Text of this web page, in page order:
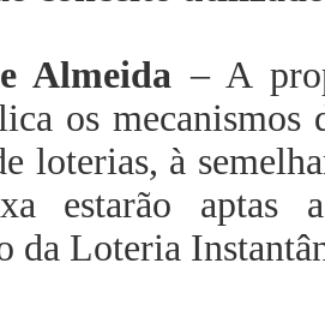
Almeida – A
os mecanismos
loterias, à
estarão aptas
da Loteria